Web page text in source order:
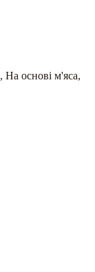
, На основі м'яса,